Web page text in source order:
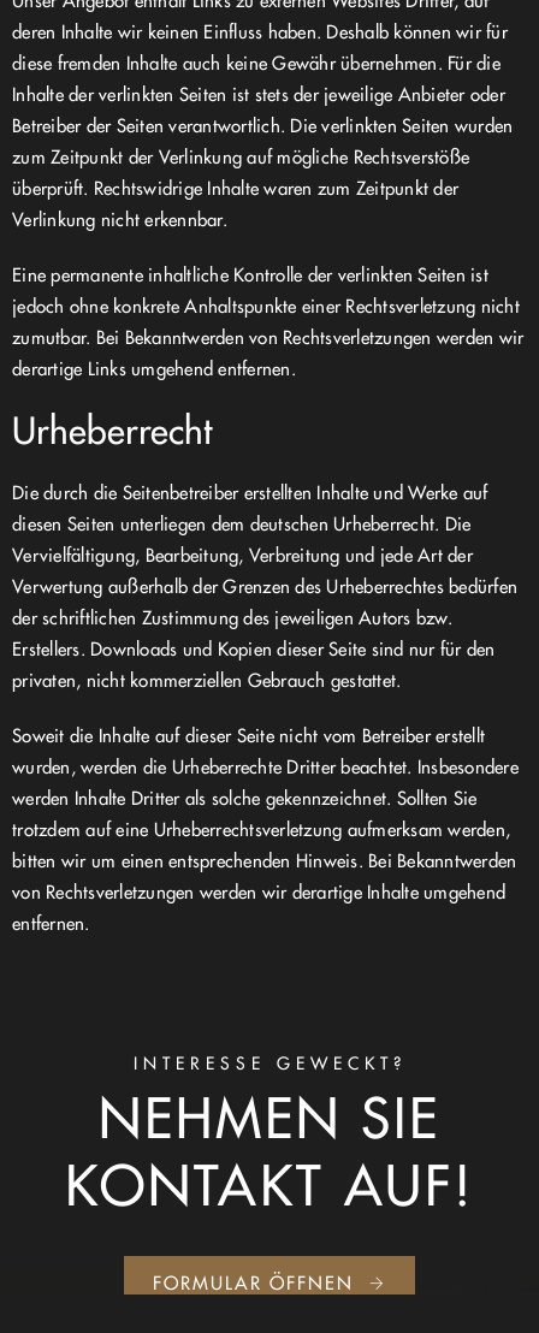
deren Inhalte wir keinen Einfluss haben. Deshalb können wir für
diese fremden Inhalte auch keine Gewähr übernehmen. Für die
Inhalte der verlinkten Seiten ist stets der jeweilige Anbieter oder
Betreiber der Seiten verantwortlich. Die verlinkten Seiten wurden
zum Zeitpunkt der Verlinkung auf mögliche Rechtsverstöße
überprüft. Rechtswidrige Inhalte waren zum Zeitpunkt der
Verlinkung nicht erkennbar.
Eine permanente inhaltliche Kontrolle der verlinkten Seiten ist
jedoch ohne konkrete Anhaltspunkte einer Rechtsverletzung nicht
zumutbar. Bei Bekanntwerden von Rechtsverletzungen werden wir
derartige Links umgehend entfernen.
Urheberrecht
Die durch die Seitenbetreiber erstellten Inhalte und Werke auf
diesen Seiten unterliegen dem deutschen Urheberrecht. Die
Vervielfältigung, Bearbeitung, Verbreitung und jede Art der
Verwertung außerhalb der Grenzen des Urheberrechtes bedürfen
der schriftlichen Zustimmung des jeweiligen Autors bzw.
Erstellers. Downloads und Kopien dieser Seite sind nur für den
privaten, nicht kommerziellen Gebrauch gestattet.
Soweit die Inhalte auf dieser Seite nicht vom Betreiber erstellt
wurden, werden die Urheberrechte Dritter beachtet. Insbesondere
werden Inhalte Dritter als solche gekennzeichnet. Sollten Sie
trotzdem auf eine Urheberrechtsverletzung aufmerksam werden,
bitten wir um einen entsprechenden Hinweis. Bei Bekanntwerden
von Rechtsverletzungen werden wir derartige Inhalte umgehend
entfernen.
INTERESSE GEWECKT?
NEHMEN SIE
KONTAKT AUF!
FORMULAR ÖFFNEN